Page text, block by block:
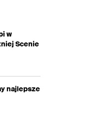
w
Scenie
najlepsze